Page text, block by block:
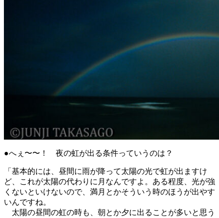
●へぇ〜〜！ 夜の虹が出る条件っていうのは？
「基本的には、昼間に雨が降って太陽の光で虹が出ますけ
ど、これが太陽の代わりに月なんですよ。ある程度、光が強
くないといけないので、満月とかそういう時のほうが出やす
いんですね。
太陽の昼間の虹の時も、朝とか夕に出ることが多いと思う